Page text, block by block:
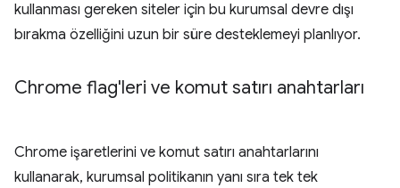
kullanması gereken siteler için bu kurumsal devre dışı
bırakma özelliğini uzun bir süre desteklemeyi planlıyor.
Chrome flag'leri ve komut satırı anahtarları
Chrome işaretlerini ve komut satırı anahtarlarını
kullanarak, kurumsal politikanın yanı sıra tek tek